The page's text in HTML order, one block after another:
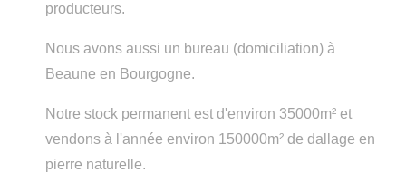
producteurs.
Nous avons aussi un bureau (domiciliation) à
Beaune en Bourgogne.
Notre stock permanent est d'environ 35000m² et
vendons à l'année environ 150000m² de dallage en
pierre naturelle.